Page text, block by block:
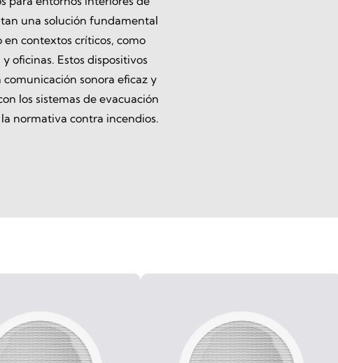
una solución fundamental
en contextos críticos, como
oficinas. Estos dispositivos
sonora eficaz y
los sistemas de evacuación
normativa contra incendios.